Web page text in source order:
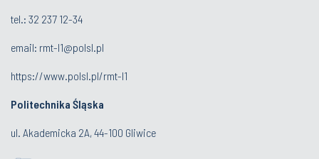
tel.: 32 237 12-34
email: rmt-l1@polsl.pl
https://www.polsl.pl/rmt-l1
Politechnika Śląska
ul. Akademicka 2A, 44-100 Gliwice